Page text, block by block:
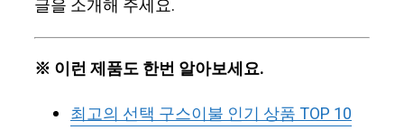
글을 소개해 주세요.
※ 이런 제품도 한번 알아보세요.
최고의 선택 구스이불 인기 상품 TOP 10